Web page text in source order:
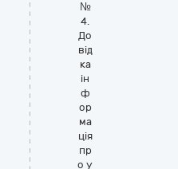
№
4.
До
від
ка
ін
ф
ор
ма
ція
пр
о у